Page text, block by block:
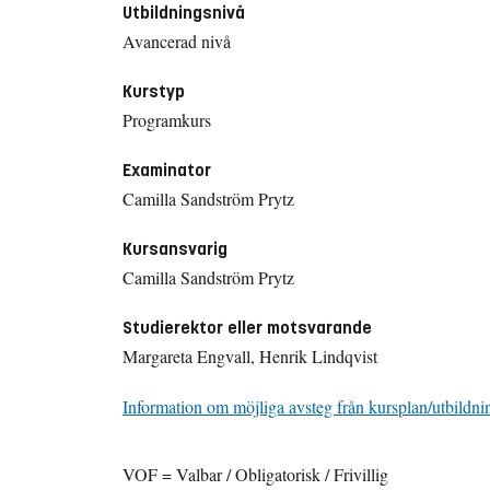
Utbildningsnivå
Avancerad nivå
Kurstyp
Programkurs
Examinator
Camilla Sandström Prytz
Kursansvarig
Camilla Sandström Prytz
Studierektor eller motsvarande
Margareta Engvall, Henrik Lindqvist
Information om möjliga avsteg från kursplan/
VOF = Valbar / Obligatorisk / Frivillig